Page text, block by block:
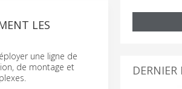
LES
une ligne de
de montage et